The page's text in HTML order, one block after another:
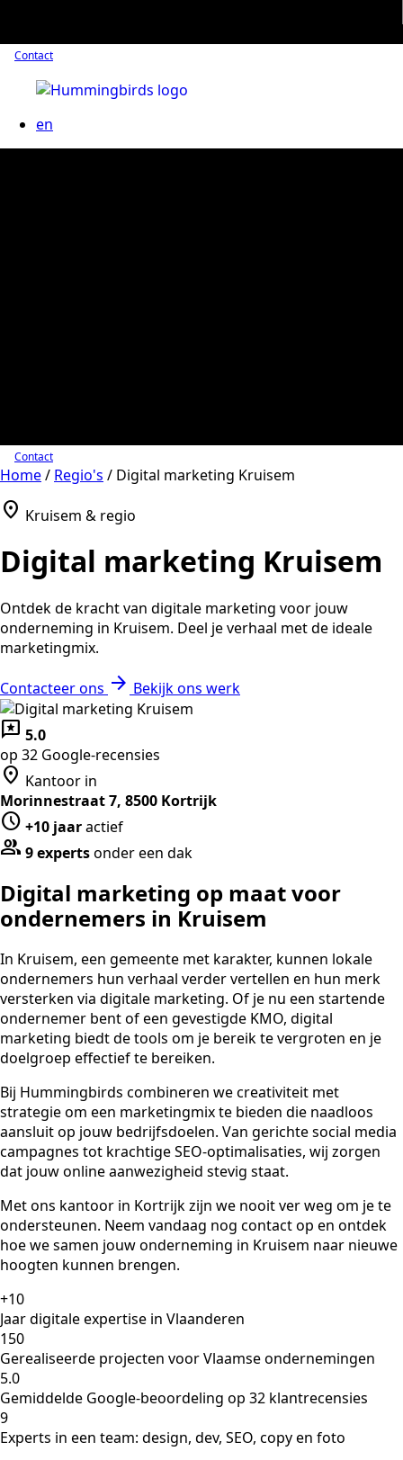
Contact
en
Contact
Home/ Regio's / Digital marketing Kruisem
location_on Kruisem & regio
Digital marketing Kruisem
Ontdek de kracht van digitale marketing voor jouw
onderneming in Kruisem. Deel je verhaal met de ideale
marketingmix.
Contacteer ons arrow_forward Bekijk ons werk
reviews 5.0
op 32 Google-recensies
location_on Kantoor in
Morinnestraat 7, 8500 Kortrijk
schedule +10 jaaractief
group 9 expertsonder een dak
Digital marketing op maat voor
ondernemers in Kruisem
In Kruisem, een gemeente met karakter, kunnen lokale
ondernemers hun verhaal verder vertellen en hun merk
versterken via digitale marketing. Of je nu een startende
ondernemer bent of een gevestigde KMO, digital
marketing biedt de tools om je bereik te vergroten en je
doelgroep effectief te bereiken.
Bij Hummingbirds combineren we creativiteit met
strategie om een marketingmix te bieden die naadloos
aansluit op jouw bedrijfsdoelen. Van gerichte social media
campagnes tot krachtige SEO-optimalisaties, wij zorgen
dat jouw online aanwezigheid stevig staat.
Met ons kantoor in Kortrijk zijn we nooit ver weg om je te
ondersteunen. Neem vandaag nog contact op en ontdek
hoe we samen jouw onderneming in Kruisem naar nieuwe
hoogten kunnen brengen.
+10
Jaar digitale expertise in Vlaanderen
150
Gerealiseerde projecten voor Vlaamse ondernemingen
5.0
Gemiddelde Google-beoordeling op 32 klantrecensies
9
Experts in een team: design, dev, SEO, copy en foto